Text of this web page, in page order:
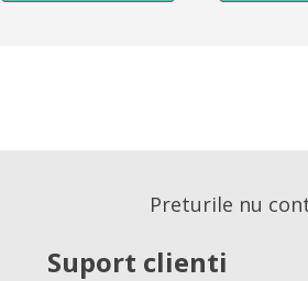
Preturile nu
Suport clienti